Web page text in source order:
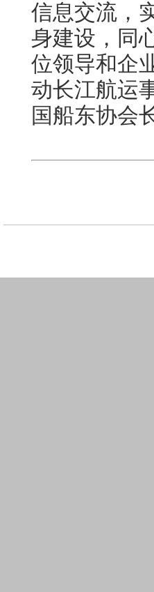
信息交流，
身建设，同
位领导和企
动长江航运
国船东协会